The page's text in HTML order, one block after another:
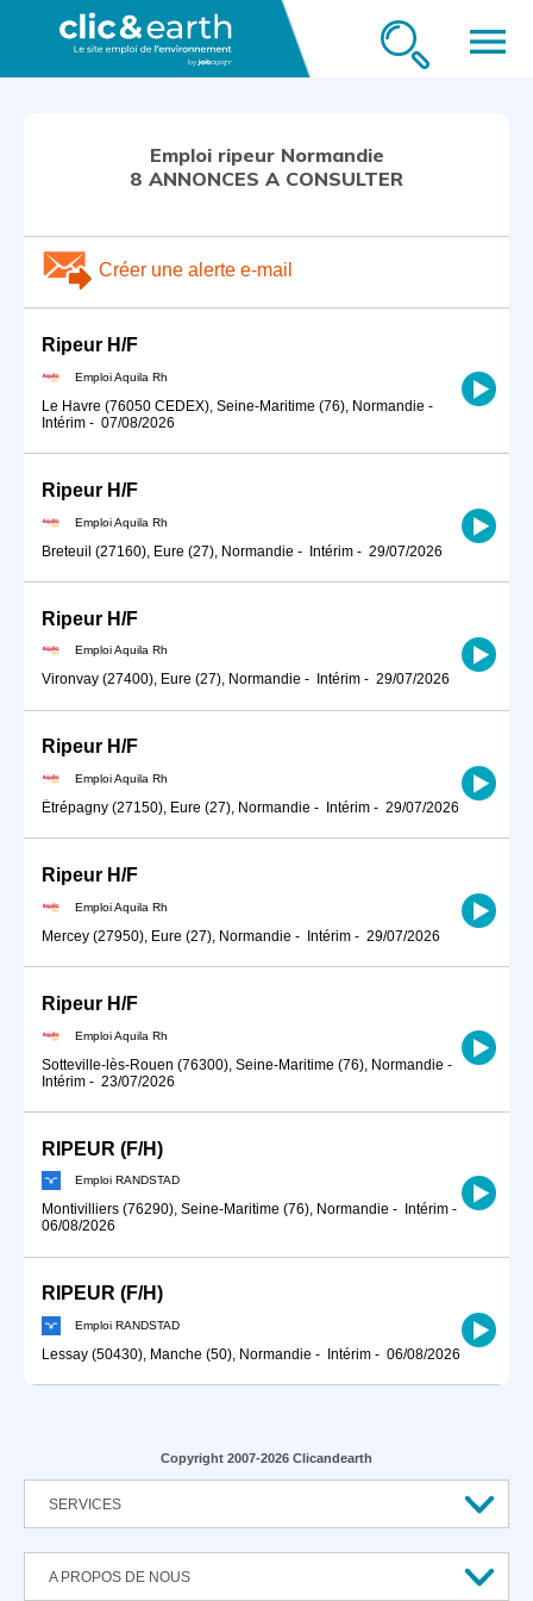
menu
Emploi ripeur Normandie
8 ANNONCES A CONSULTER
Créer une alerte e-mail
Ripeur H/F
Emploi Aquila Rh
Le Havre (76050 CEDEX), Seine-Maritime (76), Normandie -
Intérim - 07/08/2026
Ripeur H/F
Emploi Aquila Rh
Breteuil (27160), Eure (27), Normandie - Intérim - 29/07/2026
Ripeur H/F
Emploi Aquila Rh
Vironvay (27400), Eure (27), Normandie - Intérim - 29/07/2026
Ripeur H/F
Emploi Aquila Rh
Étrépagny (27150), Eure (27), Normandie - Intérim - 29/07/2026
Ripeur H/F
Emploi Aquila Rh
Mercey (27950), Eure (27), Normandie - Intérim - 29/07/2026
Ripeur H/F
Emploi Aquila Rh
Sotteville-lès-Rouen (76300), Seine-Maritime (76), Normandie -
Intérim - 23/07/2026
RIPEUR (F/H)
Emploi RANDSTAD
Montivilliers (76290), Seine-Maritime (76), Normandie - Intérim -
06/08/2026
RIPEUR (F/H)
Emploi RANDSTAD
Lessay (50430), Manche (50), Normandie - Intérim - 06/08/2026
Copyright 2007-2026 Clicandearth
SERVICES
A PROPOS DE NOUS